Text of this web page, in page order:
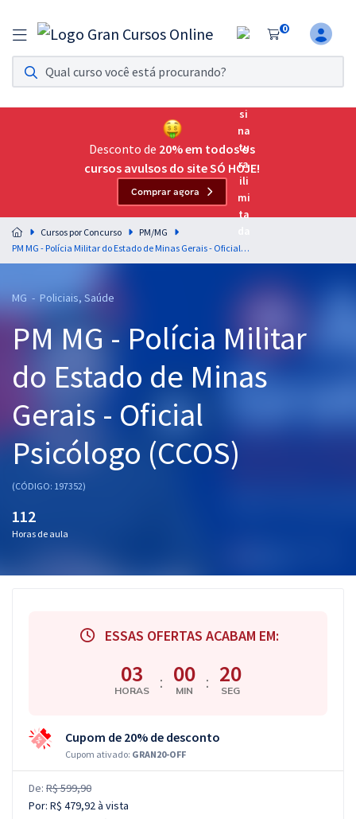
0
Assinatura Ilimitada 11
Acesso a todos os cursos. Teste grátis por 7 dias!
Assinatura OAB Até Passar
Acesso ilimitado a toda preparação para o Exame da
Residências Multiprofissionais
Preparação completa e intensiva para as principais
residências em saúde do Brasil
Cursos 20% OFF
Pós
Graduação
OAB
Questões grátis
Desconto de 20% em todos os
cursos avulsos do site SÓ HOJE!
Comprar agora
Cursos por Concurso
PM/MG
PM MG - Polícia Militar do Estado de Minas Gerais - Oficial Psicólogo (CCOS)
MG - Policiais, Saúde
PM MG - Polícia Militar
do Estado de Minas
Gerais - Oficial
Psicólogo (CCOS)
(CÓDIGO: 197352)
112
Horas de aula
ESSAS OFERTAS ACABAM EM:
03
HORAS : 00
MIN : 19
SEG
Cupom de 20% de desconto
Cupom ativado: GRAN20-OFF
De: R$ 599,90
Por: R$ 479,92à vista